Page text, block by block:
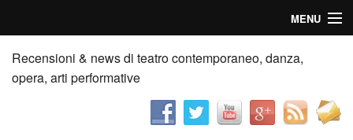
MENU
Home
Recensioni
Recensioni & news di teatro contemporaneo, danza,
opera, arti performative